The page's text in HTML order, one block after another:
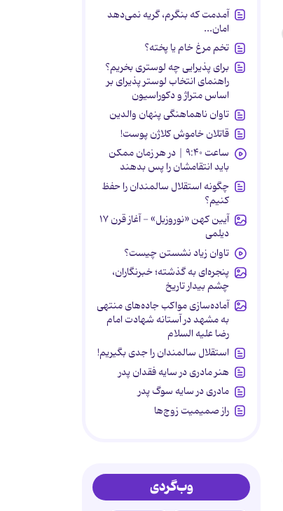
آمدمت که بنگرم، گریه نمی‌دهد
امان...
تخم مرغ خام یا پخته؟
برای پذیرایی چه لوستری بخریم؟
راهنمای انتخاب لوستر پذیرای بر
اساس متراژ و دکوراسیون
تاوان ناهماهنگی پنهان والدین
قاتلان خاموش کلاژن پوست!
ساعت ۹:۴۰ | در هر زمان ممکن
باید انتقامشان را پس بدهند
چگونه استقلال سالمندان را حفظ
کنیم؟
آیین کهن «نوروزبل» - آغاز قرن ۱۷
دیلمی
تاوان زیاد نشستن چیست؟
پنجره‌ای به گذشته؛ خبرنگاران،
چشم بیدار تاریخ
آماده‌سازی مواکب جاده‌های منتهی
به مشهد در آستانه شهادت امام
رضا علیه السلام
استقلال سالمندان را جدی بگیریم!
هنر مادری در سایه‌ فقدان پدر
مادری در سایه سوگ پدر
راز صمیمیت زوج‌ها
وب‌گردی